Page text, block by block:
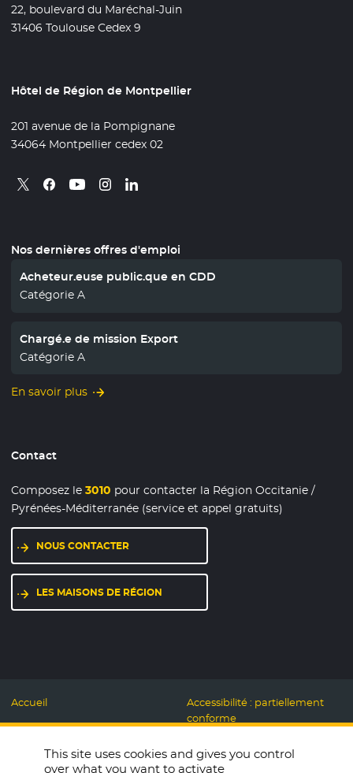
22, boulevard du Maréchal-Juin
31406 Toulouse Cedex 9
Hôtel de Région de Montpellier
201 avenue de la Pompignane
34064 Montpellier cedex 02
Retrouvez nous sur X
- Nouvelle fenêtre
Retrouvez nous sur Facebook
- Nouvelle fenêtre
Retrouvez nous sur Youtube
- Nouvelle fenêtre
Retrouvez nous sur Instagram
- Nouvelle fenêtre
Retrouvez nous sur Linkedin
- Nouvelle fenêtre
Nos dernières offres d'emploi
Acheteur.euse public.que en CDD
Catégorie A
Chargé.e de mission Export
Catégorie A
En savoir plus
Contact
Composez le3010 pour contacter la Région Occitanie /
Pyrénées-Méditerranée (service et appel gratuits)
NOUS CONTACTER
LES MAISONS DE RÉGION
Accueil
Mentions légales
Données personnelles et
Cookies
Accessibilité : partiellement
conforme
Responsable
This site uses cookies and gives you control
over what you want to activate